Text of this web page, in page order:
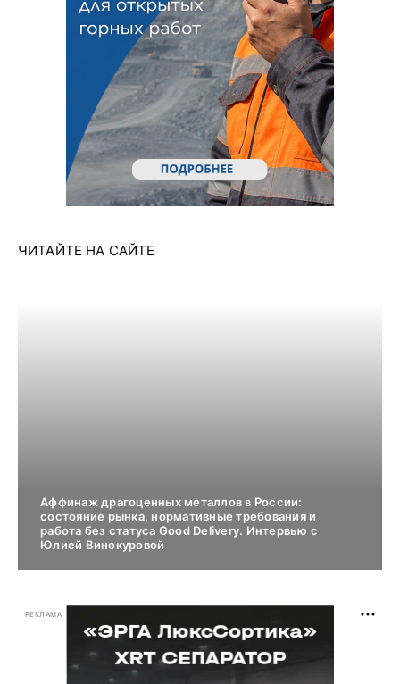
ЧИТАЙТЕ НА САЙТЕ
Аффинаж драгоценных металлов в России:
состояние рынка, нормативные требования и
работа без статуса Good Delivery. Интервью с
Юлией Винокуровой
РЕКЛАМА